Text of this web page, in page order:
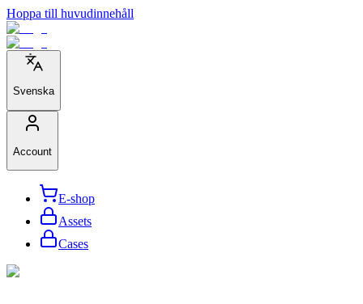
Hoppa till huvudinnehåll
Svenska
Account
E-shop
Assets
Cases